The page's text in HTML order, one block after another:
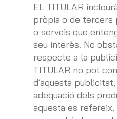
EL TITULAR
pròpia o de
o serveis que
seu interès. No
respecte a la
TITULAR no pot
d’aquesta
adequació dels
aquesta es